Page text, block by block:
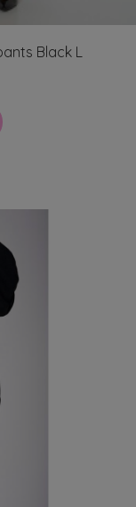
Black L